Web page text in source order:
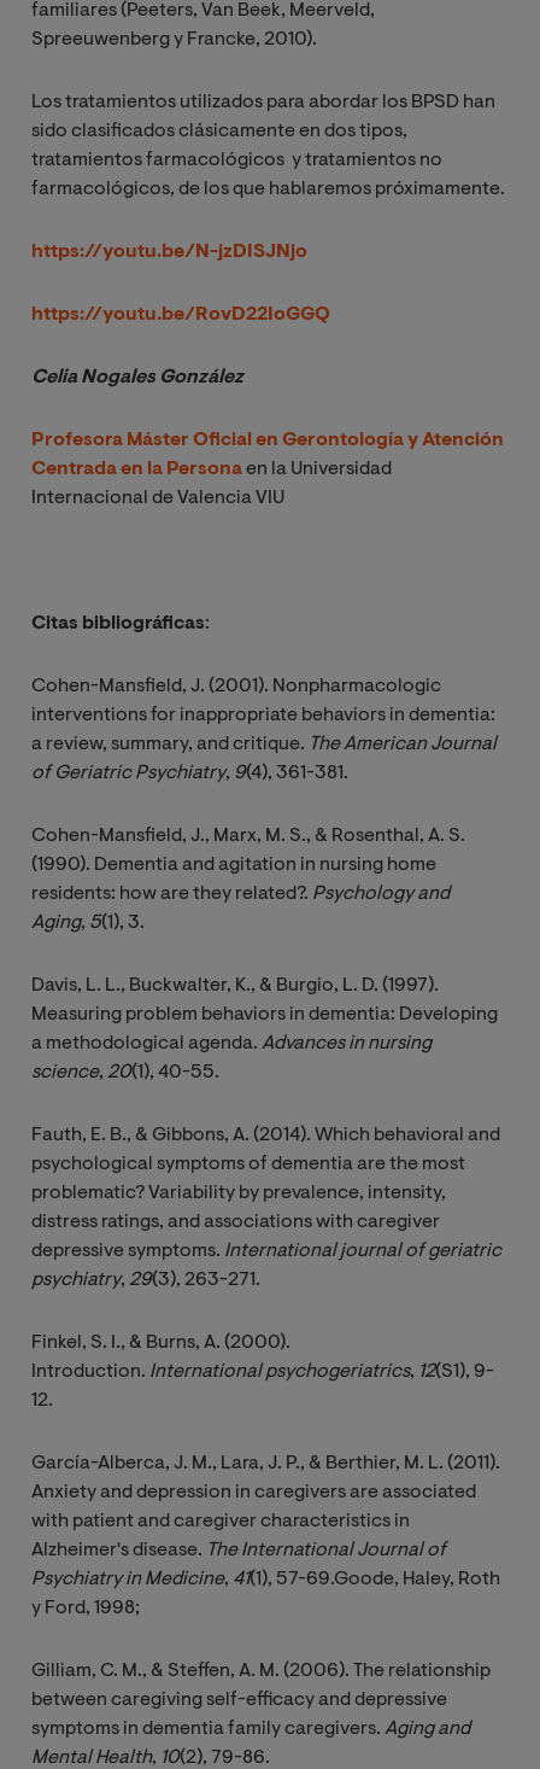
familiares (Peeters, Van Beek, Meerveld,
Spreeuwenberg y Francke, 2010).
Los tratamientos utilizados para abordar los BPSD han
sido clasificados clásicamente en dos tipos,
tratamientos farmacológicos y tratamientos no
farmacológicos, de los que hablaremos próximamente.
https://youtu.be/N-jzDISJNjo
https://youtu.be/RovD22IoGGQ
Celia Nogales González
Profesora Máster Oficial en Gerontología y Atención
Centrada en la Personaen la Universidad
Internacional de Valencia VIU
Citas bibliográficas:
Cohen-Mansfield, J. (2001). Nonpharmacologic
interventions for inappropriate behaviors in dementia:
a review, summary, and critique. The American Journal
of Geriatric Psychiatry, 9(4), 361-381.
Cohen-Mansfield, J., Marx, M. S., & Rosenthal, A. S.
(1990). Dementia and agitation in nursing home
residents: how are they related?. Psychology and
Aging, 5(1), 3.
Davis, L. L., Buckwalter, K., & Burgio, L. D. (1997).
Measuring problem behaviors in dementia: Developing
a methodological agenda. Advances in nursing
science, 20(1), 40-55.
Fauth, E. B., & Gibbons, A. (2014). Which behavioral and
psychological symptoms of dementia are the most
problematic? Variability by prevalence, intensity,
distress ratings, and associations with caregiver
depressive symptoms. International journal of geriatric
psychiatry, 29(3), 263-271.
Finkel, S. I., & Burns, A. (2000).
Introduction. International psychogeriatrics, 12(S1), 9-
12.
García-Alberca, J. M., Lara, J. P., & Berthier, M. L. (2011).
Anxiety and depression in caregivers are associated
with patient and caregiver characteristics in
Alzheimer's disease. The International Journal of
Psychiatry in Medicine, 41(1), 57-69.Goode, Haley, Roth
y Ford, 1998;
Gilliam, C. M., & Steffen, A. M. (2006). The relationship
between caregiving self-efficacy and depressive
symptoms in dementia family caregivers. Aging and
Mental Health, 10(2), 79-86.